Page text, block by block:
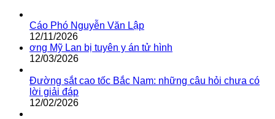
Cáo Phó Nguyễn Văn Lập
12/11/2026
ơng Mỹ Lan bị tuyên y án tử hình
12/03/2026
Đường sắt cao tốc Bắc Nam: những câu hỏi chưa có
lời giải đáp
12/02/2026